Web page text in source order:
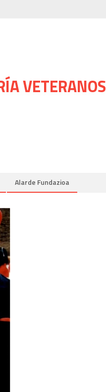
VETERANOS
Alarde Fundazioa